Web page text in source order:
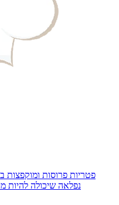
פטריות פרוסות ומוקפצות
נפלאה שיכולה להיות